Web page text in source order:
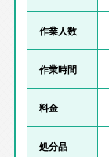
作業人数
作業時間
料金
処分品